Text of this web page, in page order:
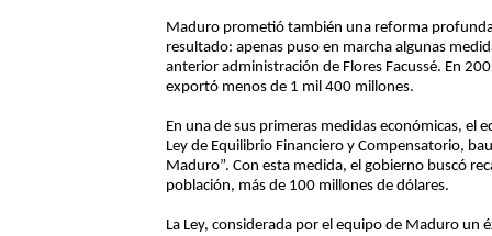
Maduro prometió también una reforma
resultado: apenas puso en marcha algunas
anterior administración de Flores Facussé. En
exportó menos de 1 mil 400 millones.
En una de sus primeras medidas económicas, el
Ley de Equilibrio Financiero y Compensatorio,
Maduro”. Con esta medida, el gobierno buscó
población, más de 100 millones de dólares.
La Ley, considerada por el equipo de Maduro un